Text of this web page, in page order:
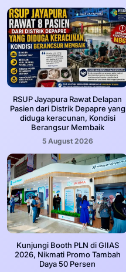
RSUP Jayapura Rawat Delapan
Pasien dari Distrik Depapre yang
diduga keracunan, Kondisi
Berangsur Membaik
5 August 2026
Kunjungi Booth PLN di GIIAS
2026, Nikmati Promo Tambah
Daya 50 Persen